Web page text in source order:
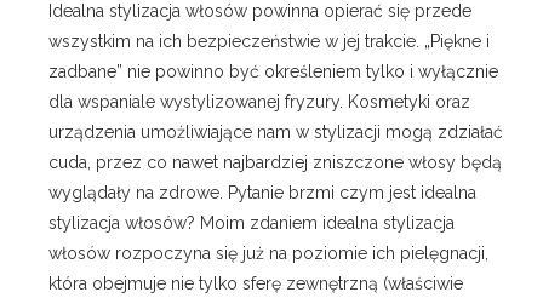
Idealna stylizacja włosów powinna opierać się przede
wszystkim na ich bezpieczeństwie w jej trakcie. „Piękne i
zadbane” nie powinno być określeniem tylko i wyłącznie
dla wspaniale wystylizowanej fryzury. Kosmetyki oraz
urządzenia umożliwiające nam w stylizacji mogą zdziałać
cuda, przez co nawet najbardziej zniszczone włosy będą
wyglądały na zdrowe. Pytanie brzmi czym jest idealna
stylizacja włosów? Moim zdaniem idealna stylizacja
włosów rozpoczyna się już na poziomie ich pielęgnacji,
która obejmuje nie tylko sferę zewnętrzną (właściwie